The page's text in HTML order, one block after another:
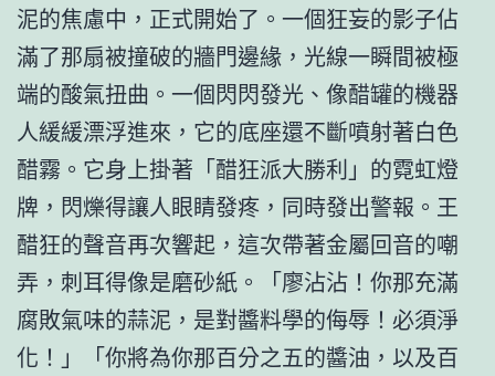
泥的焦慮中，正式開始了。一個狂妄的影子佔
滿了那扇被撞破的牆門邊緣，光線一瞬間被極
端的酸氣扭曲。一個閃閃發光、像醋罐的機器
人緩緩漂浮進來，它的底座還不斷噴射著白色
醋霧。它身上掛著「醋狂派大勝利」的霓虹燈
牌，閃爍得讓人眼睛發疼，同時發出警報。王
醋狂的聲音再次響起，這次帶著金屬回音的嘲
弄，刺耳得像是磨砂紙。「廖沾沾！你那充滿
腐敗氣味的蒜泥，是對醬料學的侮辱！必須淨
化！」「你將為你那百分之五的醬油，以及百